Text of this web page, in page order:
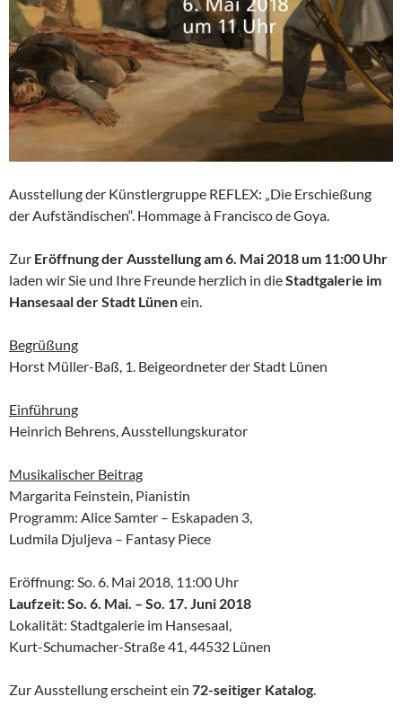
Ausstellung der Künstlergruppe REFLEX: „Die Erschießung
der Aufständischen“. Hommage à Francisco de Goya.
Zur Eröffnung der Ausstellung am 6. Mai 2018 um 11:00 Uhr
laden wir Sie und Ihre Freunde herzlich in dieStadtgalerie im
Hansesaal der Stadt Lünenein.
Begrüßung
Horst Müller-Baß, 1. Beigeordneter der Stadt Lünen
Einführung
Heinrich Behrens, Ausstellungskurator
Musikalischer Beitrag
Margarita Feinstein, Pianistin
Programm: Alice Samter – Eskapaden 3,
Ludmila Djuljeva – Fantasy Piece
Eröffnung: So. 6. Mai 2018, 11:00 Uhr
Laufzeit: So. 6. Mai. – So. 17. Juni 2018
Lokalität: Stadtgalerie im Hansesaal,
Kurt-Schumacher-Straße 41, 44532 Lünen
Zur Ausstellung erscheint ein 72-seitiger Katalog.